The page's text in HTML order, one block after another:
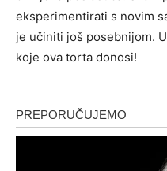
eksperimentirati s novim
je učiniti još posebnijom.
koje ova torta donosi!